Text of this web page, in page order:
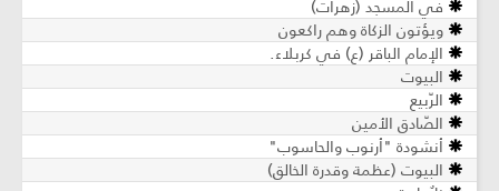
في المسجد (زهرات)
ويؤتون الزكاة وهم راكعون
الإمام الباقر (ع) في كربلاء.
البيوت
الرّبيع
الصّادق الأمين
أنشودة "أرنوب والحاسوب"
البيوت (عظمة وقدرة الخالق)